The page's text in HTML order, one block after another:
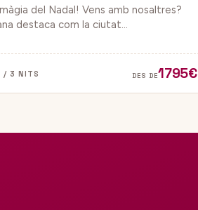
del Nadal! Vens amb nosaltres?
destaca com la ciutat
com una de les millors
nadalenques d’Europa.
/ 3 NITS DES DE1795€